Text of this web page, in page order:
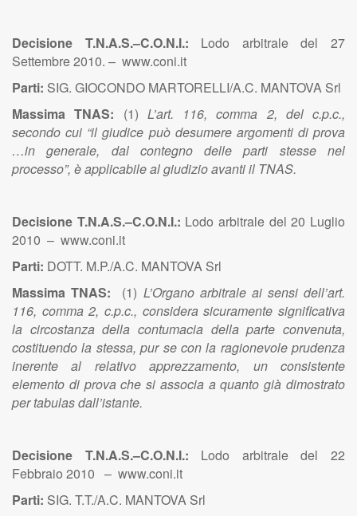
Decisione T.N.A.S.–C.O.N.I.: Lodo arbitrale del 27
Settembre 2010. – www.coni.it
Parti: SIG. GIOCONDO MARTORELLI/A.C. MANTOVA Srl
Massima TNAS: (1) L’art. 116, comma 2, del c.p.c.,
secondo cui “il giudice può desumere argomenti di prova
…in generale, dal contegno delle parti stesse nel
processo”, è applicabile al giudizio avanti il TNAS.
Decisione T.N.A.S.–C.O.N.I.: Lodo arbitrale del 20 Luglio
2010 – www.coni.it
Parti: DOTT. M.P./A.C. MANTOVA Srl
Massima TNAS:
(1) L’Organo arbitrale ai sensi dell’art.
116, comma 2, c.p.c., considera sicuramente significativa
la circostanza della contumacia della parte convenuta,
costituendo la stessa, pur se con la ragionevole prudenza
inerente al relativo apprezzamento, un consistente
elemento di prova che si associa a quanto già dimostrato
per tabulas dall’istante.
Decisione T.N.A.S.–C.O.N.I.: Lodo arbitrale del 22
Febbraio 2010 – www.coni.it
Parti: SIG. T.T./A.C. MANTOVA Srl